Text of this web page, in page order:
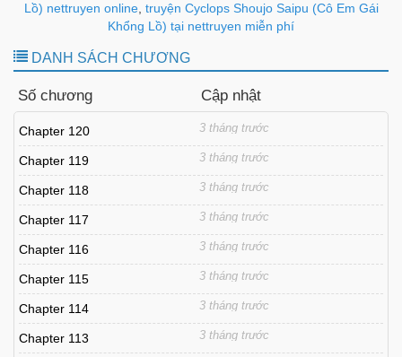
Lồ) nettruyen online, truyện Cyclops Shoujo Saipu (Cô Em Gái
Khổng Lồ) tại nettruyen miễn phí
DANH SÁCH CHƯƠNG
Số chương Cập nhật
Chapter 120 3 tháng trước
Chapter 119 3 tháng trước
Chapter 118 3 tháng trước
Chapter 117 3 tháng trước
Chapter 116 3 tháng trước
Chapter 115 3 tháng trước
Chapter 114 3 tháng trước
Chapter 113 3 tháng trước